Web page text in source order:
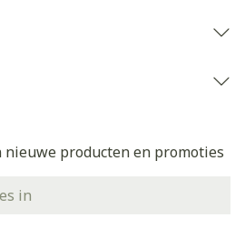
nieuwe producten en promoties